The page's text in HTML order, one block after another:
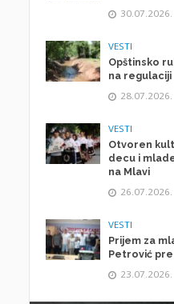
30.07.2026.
VESTI
Opštinsko
na
28.07.2026.
VESTI
Otvoren
decu i
na Mlavi
26.07.2026.
VESTI
Prijem za
Petrović
23.07.2026.